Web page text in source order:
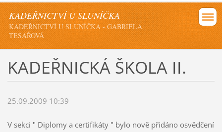
KADEŘNICTVÍ U SLUNÍČKA
KADEŘNICTVÍ U SLUNÍČKA - GABRIELA
TESAŘOVÁ
KADEŘNICKÁ ŠKOLA II.
25.09.2009 10:39
V sekci " Diplomy a certifikáty " bylo nově přidáno osvědčení